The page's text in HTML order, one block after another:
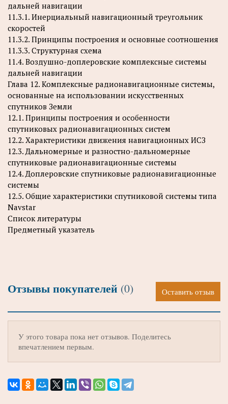
дальней навигации
11.3.1. Инерциальный навигационный треугольник
скоростей
11.3.2. Принципы построения и основные соотношения
11.3.3. Структурная схема
11.4. Воздушно-доплеровские комплексные системы
дальней навигации
Глава 12. Комплексные радионавигационные системы,
основанные на использовании искусственных
спутников Земли
12.1. Принципы построения и особенности
спутниковых радионавигационных систем
12.2. Характеристики движения навигационных ИСЗ
12.3. Дальномерные и разностно-дальномерные
спутниковые радионавигационные системы
12.4. Доплеровские спутниковые радионавигационные
системы
12.5. Общие характеристики спутниковой системы типа
Navstar
Список литературы
Предметный указатель
Отзывы покупателей (0) Оставить отзыв
У этого товара пока нет отзывов. Поделитесь
впечатлением первым.